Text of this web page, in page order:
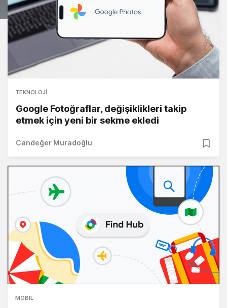
TEKNOLOJI
Google Fotoğraflar, değişiklikleri takip
etmek için yeni bir sekme ekledi
Candeğer Muradoğlu
MOBIL